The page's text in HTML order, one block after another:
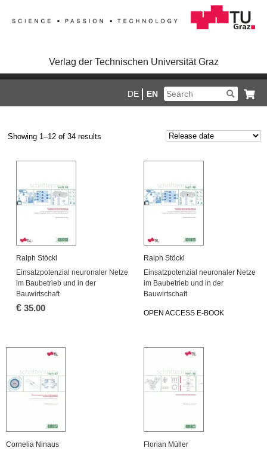
Verlag der Technischen Universität Graz
DE EN
Showing 1–12 of 34 results
Ralph Stöckl
Einsatzpotenzial neuronaler Netze
im Baubetrieb und in der
Bauwirtschaft
€ 35.00
Ralph Stöckl
Einsatzpotenzial neuronaler Netze
im Baubetrieb und in der
Bauwirtschaft
OPEN ACCESS E-BOOK
Cornelia Ninaus
Florian Müller